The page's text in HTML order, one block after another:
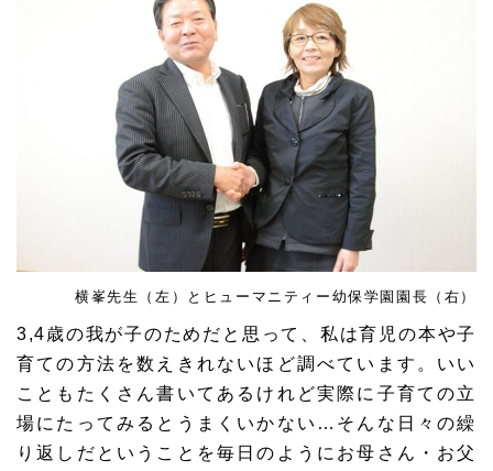
横峯先生（左）とヒューマニティー幼保学園園長（右）
3,4歳の我が子のためだと思って、私は育児の本や子
育ての方法を数えきれないほど調べています。いい
こともたくさん書いてあるけれど実際に子育ての立
場にたってみるとうまくいかない …そんな日々の繰
り返しだということを毎日のようにお母さん・お父